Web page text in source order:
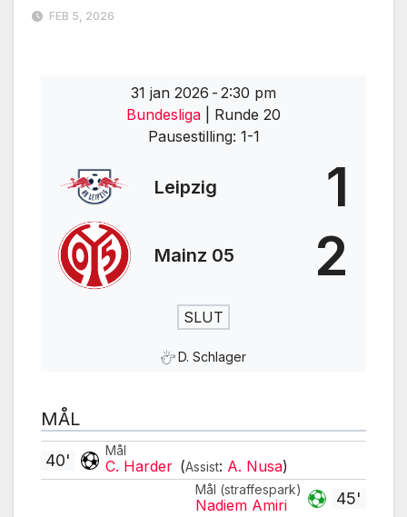
FEB 5, 2026
31 jan 2026 - 2:30 pm
Bundesliga
| Runde 20
Pausestilling: 1-1
Leipzig 1
Mainz 05 2
SLUT
D. Schlager
MÅL
Mål
C. Harder (Assist: A. Nusa)
40'
45'
Mål (straffespark)
Nadiem Amiri